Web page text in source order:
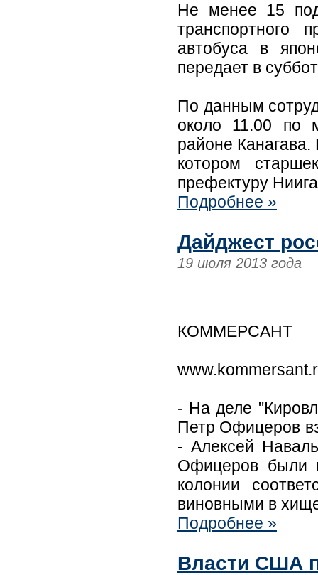
Не менее 15
транспортного
автобуса в
передает в
По данным
около 11.00 по
районе
котором
префектуру
Подробнее »
Дайджест
19 июля 2013 года
КОММЕРСАНТ
- На деле
Петр Офицеров
- Алексей
Офицеров были
колонии
виновными в
Подробнее »
Власти США